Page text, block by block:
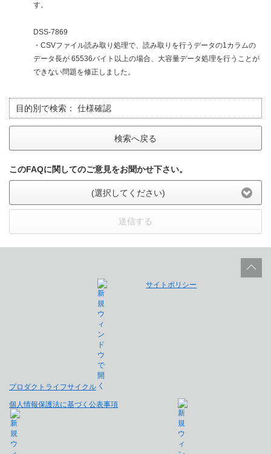
す。
DSS-7869
・CSVファイル読み取り処理で、読み取りを行うデータの1カラムの
データ長が 65536バイト以上の場合、大容量データ処理を行うことが
できない問題を修正しました。
目的別で検索： 仕様確認
検索へ戻る
このFAQに関してのご意見をお聞かせ下さい。
(選択してください)
送信する
プロダクトライフサイクル
サイトポリシー
個人情報保護法に基づく公表事項